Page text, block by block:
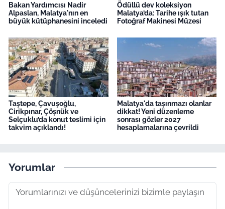
Bakan Yardımcısı Nadir
Alpaslan, Malatya'nın en
büyük kütüphanesini inceledi
Ödüllü dev koleksiyon
Malatya’da: Tarihe ışık tutan
Fotoğraf Makinesi Müzesi
Taştepe, Çavuşoğlu,
Cirikpınar, Çöşnük ve
Selçuklu’da konut teslimi için
takvim açıklandı!
Malatya'da taşınmazı olanlar
dikkat! Yeni düzenleme
sonrası gözler 2027
hesaplamalarına çevrildi
Yorumlar